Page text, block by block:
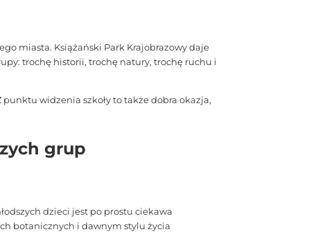
miasta. Książański Park Krajobrazowy daje
trochę historii, trochę natury, trochę ruchu i
widzenia szkoły to także dobra okazja,
grup
dzieci jest po prostu ciekawa
botanicznych i dawnym stylu życia